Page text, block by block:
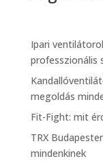
Ipari
professzionális
megoldás
Fit-Fight: mit
TRX
mindenkinek